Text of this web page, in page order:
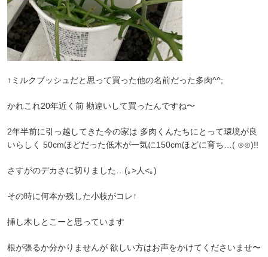
↑ミルクブッシュだと思って買った他の名前だった多肉^^;
かれこれ20年近く前 勘違いして買ったんですね〜
2年半前に引っ越してきた今の家は 多肉くんたちにとって環境が良
いらしく 50cmほどだった低木が一気に150cmほどに育ち‎…( ⊙⊙)!!
さすがのデカさに切りました…(｡>人<｡)
その時に何本か残した小枝がコレ↑
挿し木しとこーと思っています
根が張るか分かりませんが 欲しい方はお声をかけてくださいませ〜